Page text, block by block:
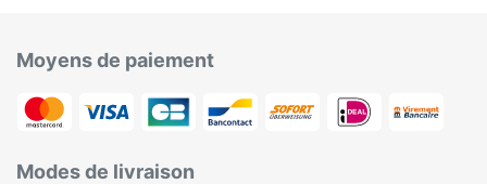
Moyens de paiement
Modes de livraison